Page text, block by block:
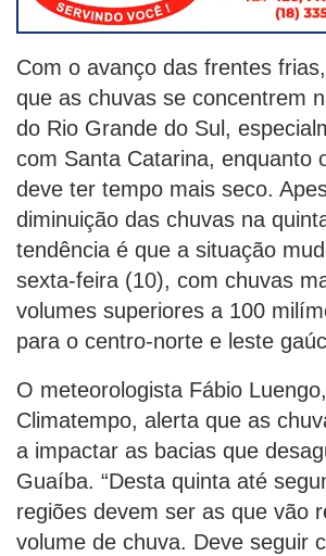
Com o avanço das frentes
que as chuvas se concentrem
do Rio Grande do Sul,
com Santa Catarina, enquanto
deve ter tempo mais seco.
diminuição das chuvas na
tendência é que a situação
sexta-feira (10), com chuvas
volumes superiores a 100
para o centro-norte e leste
O meteorologista Fábio
Climatempo, alerta que as
a impactar as bacias que
Guaíba. “Desta quinta até
regiões devem ser as que vão
volume de chuva. Deve seguir